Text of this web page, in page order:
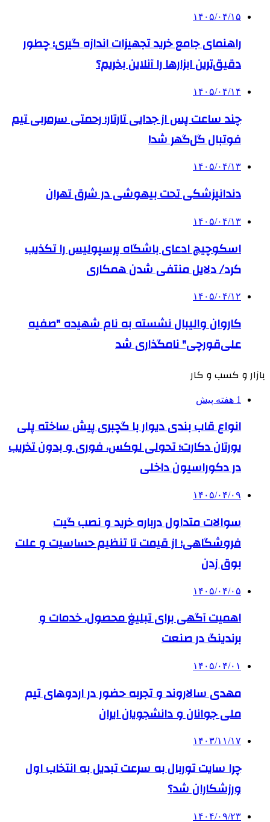
۱۴۰۵/۰۴/۱۵
راهنمای جامع خرید تجهیزات اندازه گیری؛ چطور
دقیق‌ترین ابزارها را آنلاین بخریم؟
۱۴۰۵/۰۴/۱۴
چند ساعت پس از جدایی تارتار؛ رحمتی سرمربی تیم
فوتبال گل‌گهر شد!
۱۴۰۵/۰۴/۱۳
دندانپزشکی تحت بیهوشی در شرق تهران
۱۴۰۵/۰۴/۱۳
اسکوچیچ ادعای باشگاه پرسپولیس را تکذیب
کرد/ دلایل منتفی شدن همکاری
۱۴۰۵/۰۴/۱۲
کاروان والیبال نشسته به نام شهیده "صفیه
علی‌قورچی" نامگذاری شد
بازار و کسب و کار
1 هفته پیش
انواع قاب بندی دیوار با گچبری پیش ساخته پلی
یورتان دکارت؛ تحولی لوکس، فوری و بدون تخریب
در دکوراسیون داخلی
۱۴۰۵/۰۴/۰۹
سوالات متداول درباره خرید و نصب گیت
فروشگاهی؛ از قیمت تا تنظیم حساسیت و علت
بوق زدن
۱۴۰۵/۰۴/۰۵
اهمیت آگهی برای تبلیغ محصول، خدمات و
برندینگ در صنعت
۱۴۰۵/۰۴/۰۱
مهدی سالاروند و تجربه حضور در اردوهای تیم
ملی جوانان و دانشجویان ایران
۱۴۰۳/۱۱/۱۷
چرا سایت توربال به ‌سرعت تبدیل به انتخاب اول
ورزشکاران شد؟
۱۴۰۴/۰۹/۲۳